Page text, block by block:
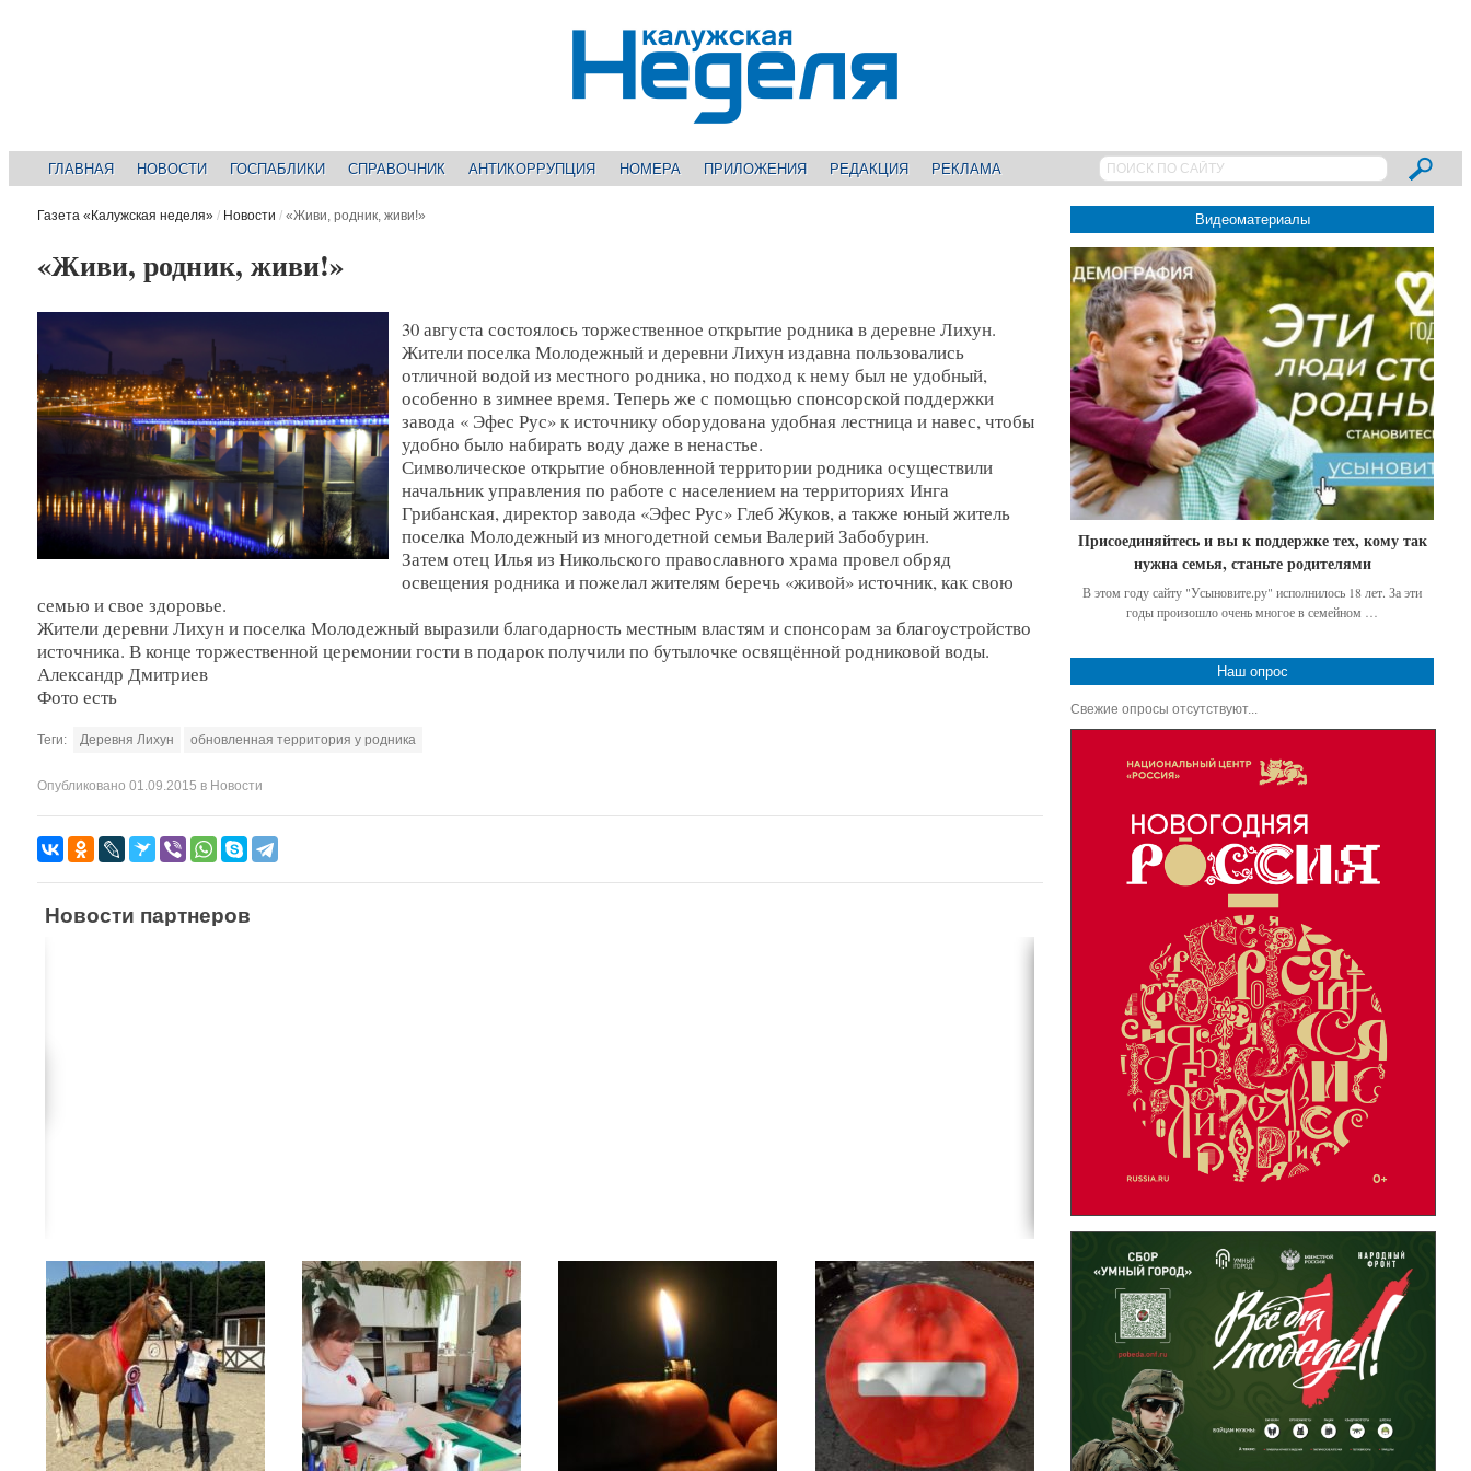
ГЛАВНАЯ НОВОСТИ ГОСПАБЛИКИ СПРАВОЧНИК АНТИКОРРУПЦИЯ НОМЕРА ПРИЛОЖЕНИЯ РЕДАКЦИЯ РЕКЛАМА
Газета «Калужская неделя» / Новости / «Живи, родник, живи!»
«Живи, родник, живи!»
30 августа состоялось торжественное открытие родника в деревне Лихун.
Жители поселка Молодежный и деревни Лихун издавна пользовались
отличной водой из местного родника, но подход к нему был не удобный,
особенно в зимнее время. Теперь же с помощью спонсорской поддержки
завода « Эфес Рус» к источнику оборудована удобная лестница и навес, чтобы
удобно было набирать воду даже в ненастье.
Символическое открытие обновленной территории родника осуществили
начальник управления по работе с населением на территориях Инга
Грибанская, директор завода «Эфес Рус» Глеб Жуков, а также юный житель
поселка Молодежный из многодетной семьи Валерий Забобурин.
Затем отец Илья из Никольского православного храма провел обряд
освещения родника и пожелал жителям беречь «живой» источник, как свою
семью и свое здоровье.
Жители деревни Лихун и поселка Молодежный выразили благодарность местным властям и спонсорам за благоустройство
источника. В конце торжественной церемонии гости в подарок получили по бутылочке освящённой родниковой воды.
Александр Дмитриев
Фото есть
Теги: Деревня Лихун обновленная территория у родника
Опубликовано 01.09.2015 в Новости
Новости партнеров
Видеоматериалы
Присоединяйтесь и вы к поддержке тех, кому так
нужна семья, станьте родителями
В этом году сайту "Усыновите.ру" исполнилось 18 лет. За эти
годы произошло очень многое в семейном …
Наш опрос
Свежие опросы отсутствуют...